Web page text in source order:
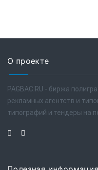
О проекте
PAGBAC.RU - биржа
рекламных агентств и
типографий и тендеры на